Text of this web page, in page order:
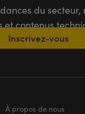
du
et contenus
Inscrivez-vous
À propos de nous